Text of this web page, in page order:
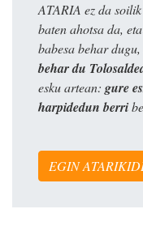
ATARIA ez da
baten ahotsa da,
babesa behar
behar du
esku artean: gure
harpidedun berri
EGIN